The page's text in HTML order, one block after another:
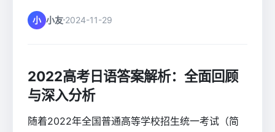
小 小友 2024-11-29
2022高考日语答案解析：全面回顾
与深入分析
随着2022年全国普通高等学校招生统一考试（简